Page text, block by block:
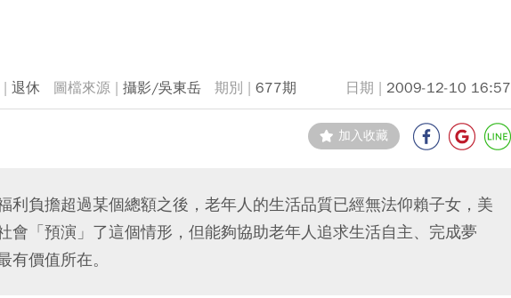
退休 攝影/吳東岳 677期 2009-12-10 16:57
加入收藏
利負擔超過某個總額之後，老年人的生活品質已經無法仰賴子女，美
會「預演」了這個情形，但能夠協助老年人追求生活自主、完成夢
有價值所在。